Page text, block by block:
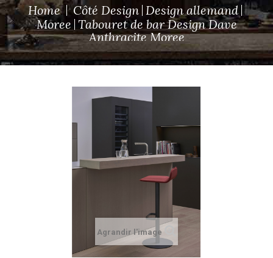
Home Côté Design Design allemand
Moree Tabouret de bar Design Dave
Anthracite Moree
Agrandir l'image